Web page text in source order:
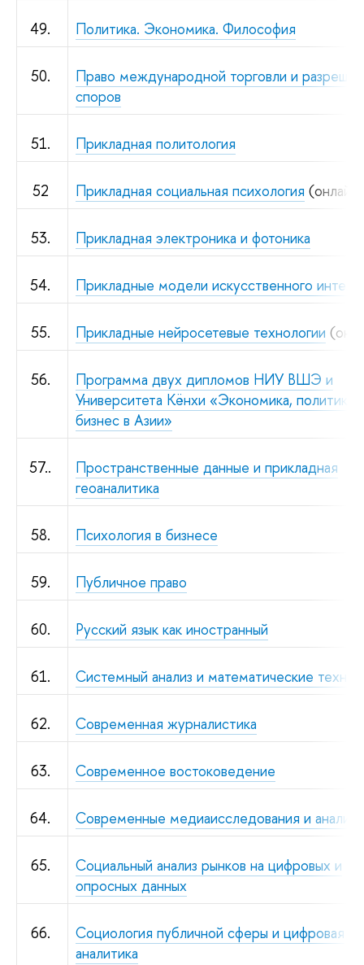
49. Политика. Экономика. Философия
50.
Право международной торговли и
споров
51. Прикладная политология
52 Прикладная социальная психология (онлайн)
53. Прикладная электроника и фотоника
54. Прикладные модели искусственного
55. Прикладные нейросетевые технологии
56.
Программа двух дипломов НИУ ВШЭ и
Университета Кёнхи «Экономика, политика
бизнес в Азии»
57..
Пространственные данные и прикладная
геоаналитика
58. Психология в бизнесе
59. Публичное право
60. Русский язык как иностранный
61. Системный анализ и математические
62. Современная журналистика
63. Современное востоковедение
64. Современные медиаисследования и
65.
Социальный анализ рынков на цифровых и
опросных данных
66.
Социология публичной сферы и цифровая
аналитика